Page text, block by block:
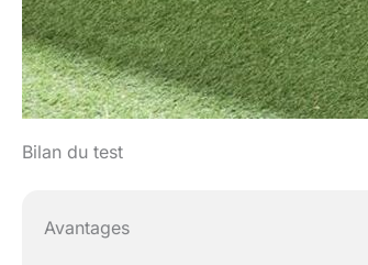
Bilan du test
Avantages